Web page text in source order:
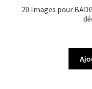
20 Images pour